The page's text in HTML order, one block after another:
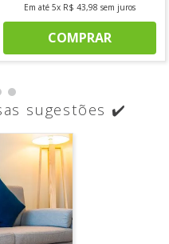
Em até 5x R$ 43,98 sem juros
COMPRAR
sugestões ✔️